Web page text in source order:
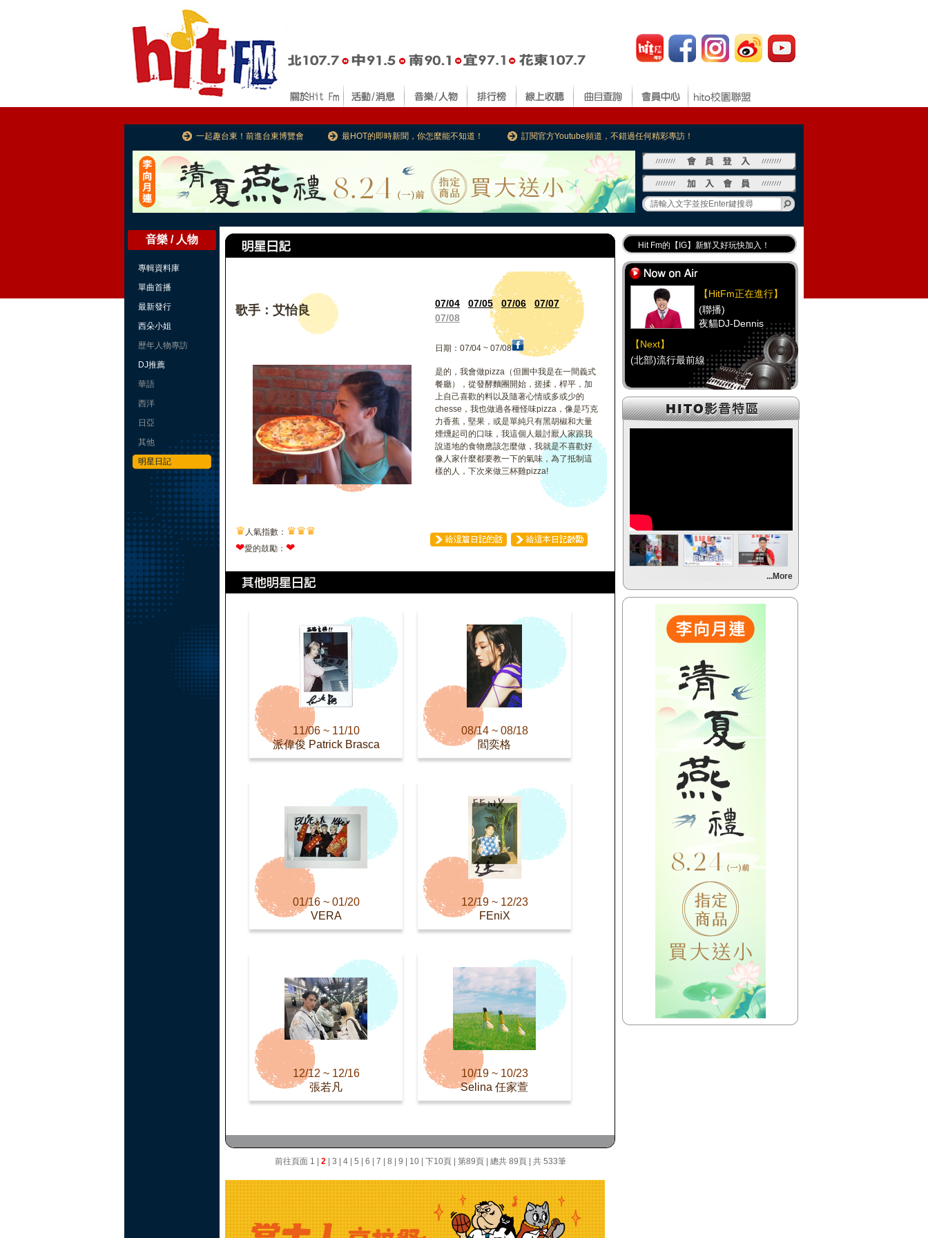
一起趣台東！前進台東博覽會 最HOT的即時新聞，你怎麼能不知道！ 訂閱官方Youtube頻道，不錯過任何精彩專訪！
音樂 / 人物
專輯資料庫
單曲首播
最新發行
西朵小姐
歷年人物專訪
DJ推薦
華語
西洋
日亞
其他
明星日記
歌手：艾怡良 07/04 07/05 07/06
07/07
07/08
日期：07/04 ~ 07/08
是的，我會做pizza（但圖中我是在一間義式
餐廳），從發酵麵團開始，搓揉，桿平，加
上自己喜歡的料以及隨著心情或多或少的
chesse，我也做過各種怪味pizza，像是巧克
力香蕉，堅果，或是單純只有黑胡椒和大量
煙燻起司的口味，我這個人最討厭人家跟我
說道地的食物應該怎麼做，我就是不喜歡好
像人家什麼都要教一下的氣味，為了抵制這
樣的人，下次來做三杯雞pizza!
♛ 人氣指數： ♛♛♛
❤愛的鼓勵： ❤
11/06 ~ 11/10
派偉俊 Patrick Brasca
08/14 ~ 08/18
閻奕格
01/16 ~ 01/20
VERA
12/19 ~ 12/23
FEniX
12/12 ~ 12/16
張若凡
10/19 ~ 10/23
Selina 任家萱
前往頁面 1 2| 3 4| 5 6 7 8 9 10| 下10頁| 第89頁| 總共 89頁 | 共 533筆
Hit Fm的【IG】新鮮又好玩快加入！
Hit Fm【FB臉書粉絲團】等你加入！
最專業《DJ推薦》好音樂千萬別錯過！
好康報報 最新優惠訊息都在這！
【HitFm正在進行】
(聯播)
夜貓DJ-Dennis
【Next】
(北部)流行最前線
【HitFm正在進行】
(聯播)
(聯播)
夜貓DJ-Dennis
【Next】
【HitFm正在進行】
(聯播)
(宜蘭)流行最前線
【HitFm正在進行】
夜貓DJ-Dennis
(花東)流行最精選
...More